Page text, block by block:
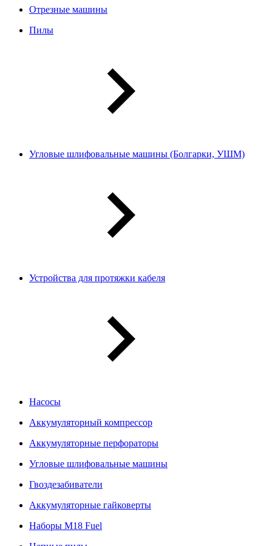
Отрезные машины
Пилы
Угловые шлифовальные машины (Болгарки, УШМ)
Устройства для протяжки кабеля
Насосы
Аккумуляторный компрессор
Аккумуляторные перфораторы
Угловые шлифовальные машины
Гвоздезабиватели
Аккумуляторные гайковерты
Наборы M18 Fuel